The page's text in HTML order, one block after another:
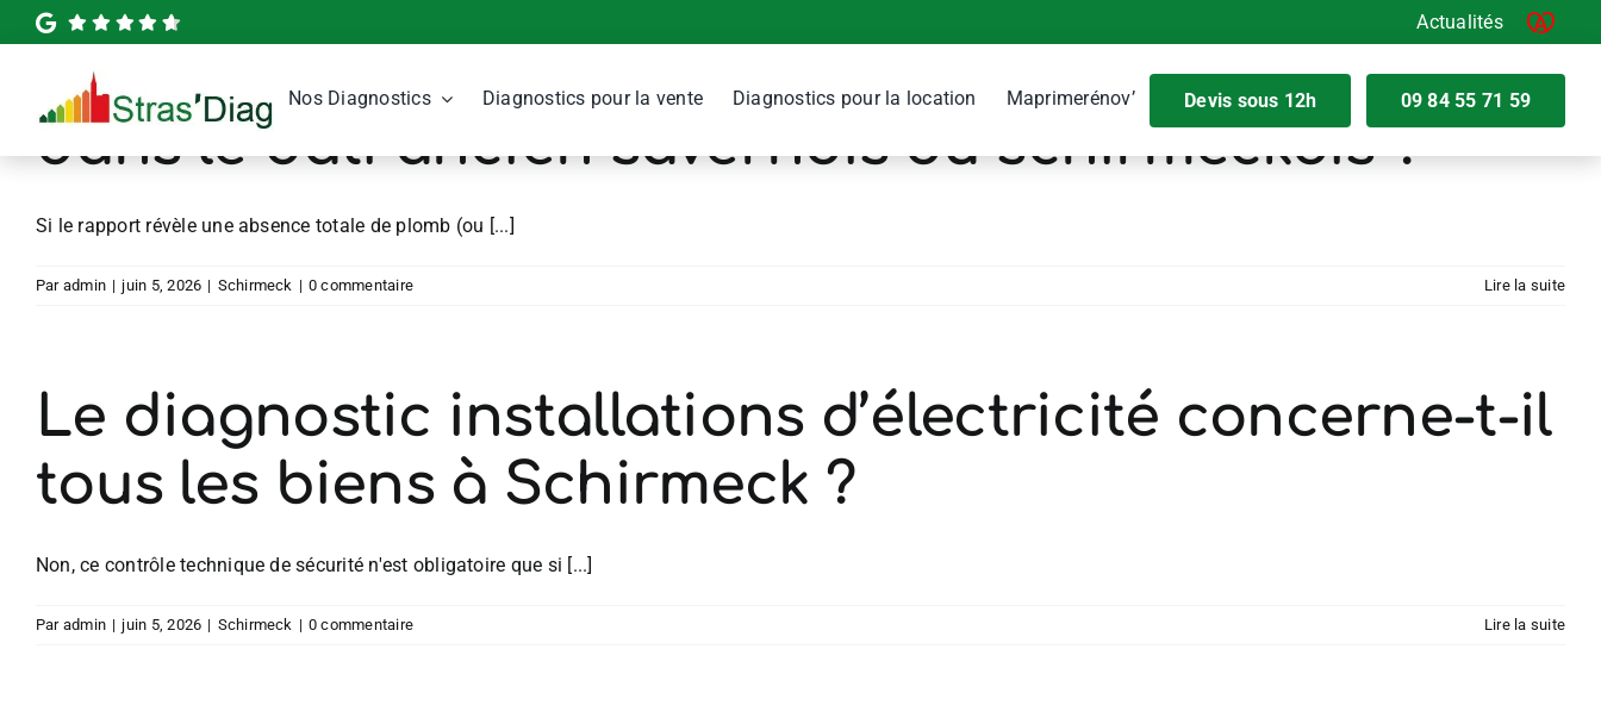
Passer
au
Actualités
Nos Diagnostics Diagnostics pour la vente Diagnostics pour la location Maprimerénov’ Devis sous 12h 09 84 55 71 59
Quelle est la durée de validité du diagnostic plomb
dans le bâti ancien savernois ou schirmeckois ?
Si le rapport révèle une absence totale de plomb (ou [...]
Par admin | juin 5, 2026 | Schirmeck | 0 commentaire Lire la suite
Le diagnostic installations d’électricité concerne-t-il
tous les biens à Schirmeck ?
Non, ce contrôle technique de sécurité n'est obligatoire que si [...]
Par admin | juin 5, 2026 | Schirmeck | 0 commentaire Lire la suite